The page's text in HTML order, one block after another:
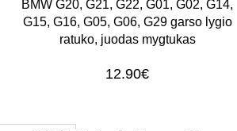
Į KREPŠELĮ
BMW G20, G21, G22, G01, G02, G14,
G15, G16, G05, G06, G29 garso lygio
ratuko, juodas mygtukas
12.90€